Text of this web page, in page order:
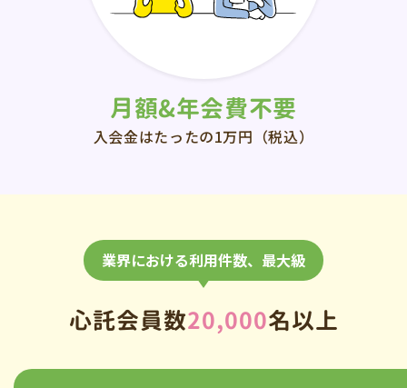
月額&年会費不要
入会金はたったの1万円（税込）
業界における利用件数、最大級
心託会員数20,000名以上